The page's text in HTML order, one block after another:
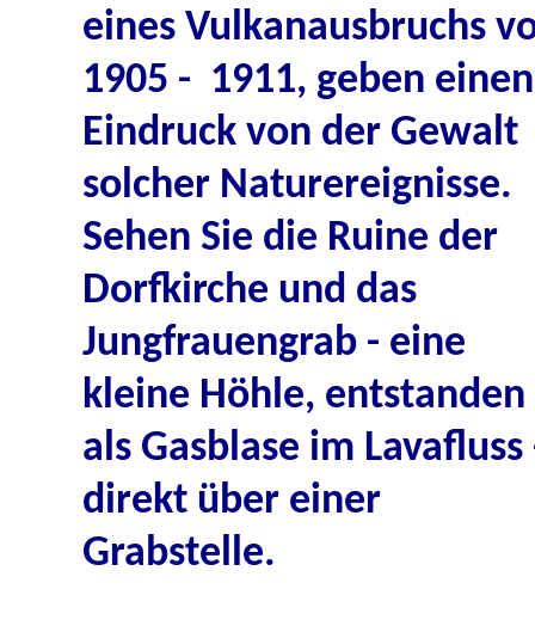
eines Vulkanausbruchs
1905 - 1911, geben einen
Eindruck von der Gewalt
solcher Naturereignisse.
Sehen Sie die Ruine der
Dorfkirche und das
Jungfrauengrab - eine
kleine Höhle, entstanden
als Gasblase im Lavafluss
direkt über einer
Grabstelle.